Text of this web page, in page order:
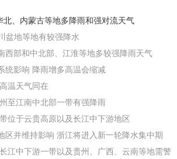
北、内蒙古等地多降雨和强对流天气
盆地等地有较强降水
西部和中北部、江淮等地多较强降雨天气
统影响 降雨增多高温会缩减
温天气同在
至江南中北部一带有强降雨
位于云贵高原以及长江中下游地区
区并维持影响 浙江将进入新一轮降水集中期
江中下游一带以及贵州、广西、云南等地需警